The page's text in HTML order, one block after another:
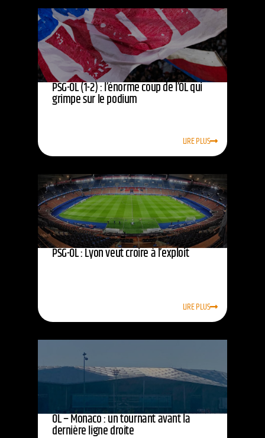
PSG-OL (1-2) : l’énorme coup de l’OL qui
grimpe sur le podium
LIRE PLUS
PSG-OL : Lyon veut croire à l’exploit
LIRE PLUS
OL – Monaco : un tournant avant la
dernière ligne droite